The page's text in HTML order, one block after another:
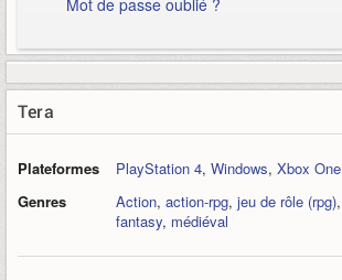
Mot de passe oublié ?
Tera
Plateformes PlayStation 4, Windows, Xbox One
Genres
Action, action-rpg, jeu de rôle (rpg),
fantasy, médiéval